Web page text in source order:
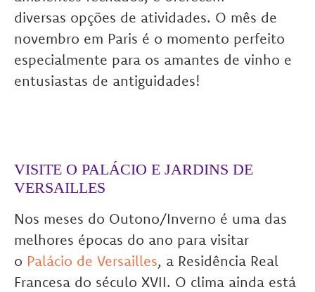
diversas opções de atividades. O mês de
novembro em Paris é o momento perfeito
especialmente para os amantes de vinho e
entusiastas de antiguidades!
VISITE O PALÁCIO E JARDINS DE
VERSAILLES
Nos meses do Outono/Inverno é uma das
melhores épocas do ano para visitar
o Palácio de Versailles, a Residência Real
Francesa do século XVII. O clima ainda está